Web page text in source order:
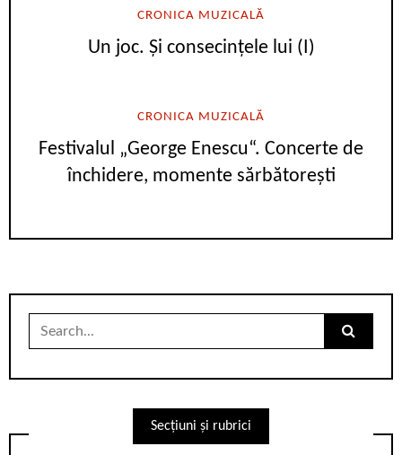
CRONICA MUZICALĂ
Un joc. Și consecințele lui (I)
CRONICA MUZICALĂ
Festivalul „George Enescu“. Concerte de
închidere, momente sărbătorești
Search
Secțiuni și rubrici